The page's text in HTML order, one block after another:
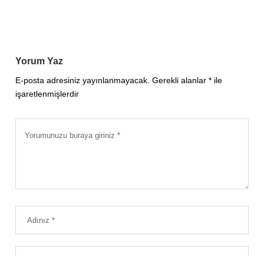
Yorum Yaz
E-posta adresiniz yayınlanmayacak. Gerekli alanlar* ile
işaretlenmişlerdir